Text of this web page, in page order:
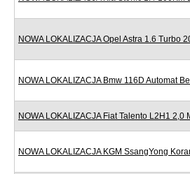
NOWA LOKALIZACJA Opel Astra 1.6 Turbo
NOWA LOKALIZACJA Bmw 116D Automat
NOWA LOKALIZACJA Fiat Talento L2H1
NOWA LOKALIZACJA KGM SsangYong